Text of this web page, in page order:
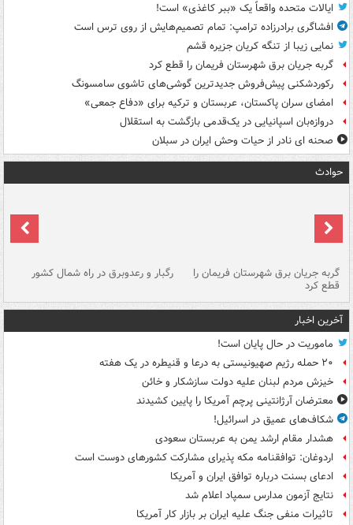
ایالات متحده واقعاً یک «ببر کاغذی» است!
افشاگری برادرزاده ترامپ: تمام تصمیم‌هایش از روی ترس است
نمایی زیبا از تنگه کریان جزیره قشم
گربه جریان برق شهرستان فریمان را قطع کرد
رکوردشکنی پیش‌فروش جدیدترین گوشی‌های تاشوی سامسونگ
امضای سران پاکستان، عربستان و ترکیه برای «دفاع جمعی»
دروازه‌بان اسپانیایی در یک‌قدمی بازگشت به استقلال
صحنه ای نادر از حیات وحش ایران در سبلان
حوادث
گربه جریان برق شهرستان فریمان را
قطع کرد
رگبار و رعدوبرق در راه شمال کشور
آخرین اخبار
ماموریت در حال پایان است!
۲۰ حمله رژیم صهیونیستی به درعا و قنیطره در یک هفته
خیزش مردم لبنان علیه دولت سازشکار و خائن
معترضان آرژانتینی پرچم آمریکا را پایین کشیدند
شکاف‌های عمیق در اسرائیل!
هشدار مقام ارشد یمن به عربستان سعودی
اردوغان: توافقنامه مکه پذیرای مشارکت کشورهای دوست است
ادعای بسنت درباره توافق ایران و آمریکا
نتایج آزمون مدارس سمپاد اعلام شد
تاثیرات منفی جنگ علیه ایران بر بازار کار آمریکا